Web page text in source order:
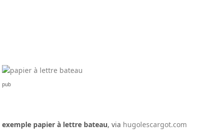
pub
exemple papier à lettre bateau, via hugolescargot.com